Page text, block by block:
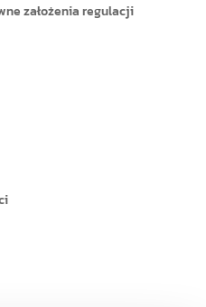
założenia regulacji